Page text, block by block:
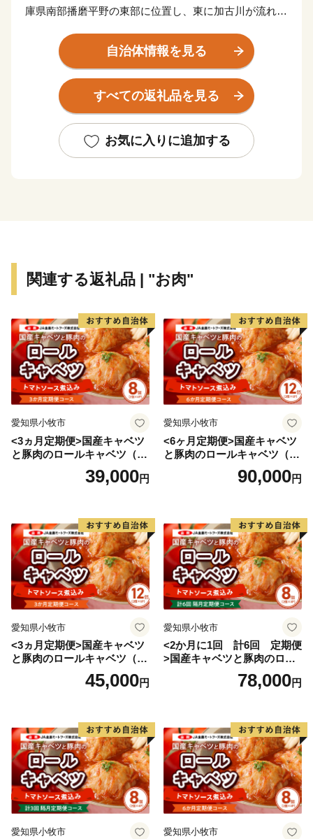
庫県南部播磨平野の東部に位置し、東に加古川が流れ、
な泊として栄えてきました。
西部の日笠山や中央部の竜山などの丘陵地には多くの遺
跡が発見されており、原始・古代の人々の暮らしぶりを
また、高砂は古くから景勝の地であったため、多くの歌
が慶長6年（1601年）に加古川の流れを高砂に導いて加
本格的な町づくりが進められ、加古川流域の物資の集散
地になってからのことです。この時代には付近の村々で
は米作りのほか製塩業や綿業、採石業などの地場産業が
発達し、商品流通も盛んに行われました。
富な用水があること、埋め立てしやすい遠浅の海岸など
が企業の立地条件となって、機械・製紙・化学・食品・
なりました。
昭和29年には高砂町・荒井村・伊保村・曽根町が合併し
て高砂市が誕生し、その後昭和31年には阿弥陀村・米田
町を合併、翌年北浜村を併せ現在の高砂市になり、一層
の発展を目指しています。
市内には、高砂神社・生石神社・鹿嶋神社・曽根天満
宮・十輪寺などの社寺や石の宝殿などの史跡も多く、市
内各神社の秋祭りなどの行事には多くの人々が訪れる観
光地にもなっており、東播磨地域の中核都市として、前
進しています。
自治体情報を見る
すべての返礼品を見る
お気に入りに追加する
関連する返礼品 | "お肉"
愛知県小牧市
<3ヵ月定期便>国産キャベツ
と豚肉のロールキャベツ（4P
39,000円
愛知県小牧市
<6ヶ月定期便>国産キャベツ
と豚肉のロールキャベツ（6P
90,000円
愛知県小牧市
<3ヵ月定期便>国産キャベツ
と豚肉のロールキャベツ（6P
45,000円
愛知県小牧市
<2か月に1回 計6回 定期便
>国産キャベツと豚肉のロー
ルキャベツ（4P入り）
78,000円
愛知県小牧市 愛知県小牧市